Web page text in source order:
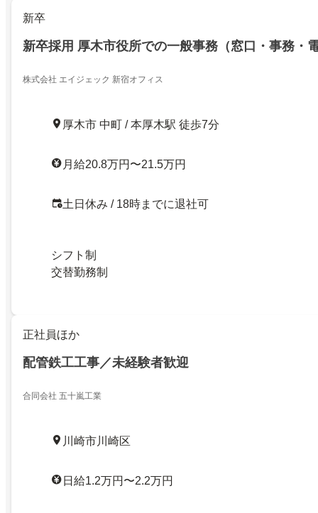
新卒
新卒採用 厚木市役所での一般事務（窓口・事務・
株式会社 エイジェック 新宿オフィス
厚木市 中町 / 本厚木駅 徒歩7分
月給20.8万円〜21.5万円
土日休み / 18時までに退社可
シフト制
交替勤務制
正社員ほか
配管鉄工工事／未経験者歓迎
合同会社 五十嵐工業
川崎市川崎区
日給1.2万円〜2.2万円